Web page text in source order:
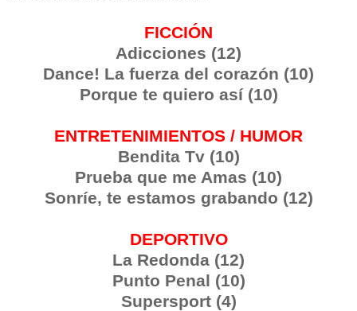
FICCIÓN
Adicciones (12)
Dance! La fuerza del corazón (10)
Porque te quiero así (10)
ENTRETENIMIENTOS / HUMOR
Bendita Tv (10)
Prueba que me Amas (10)
Sonríe, te estamos grabando (12)
DEPORTIVO
La Redonda (12)
Punto Penal (10)
Supersport (4)